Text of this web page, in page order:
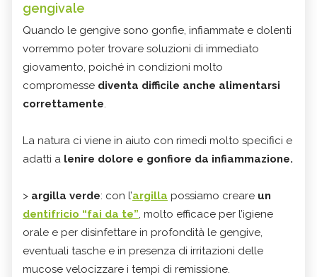
gengivale
Quando le gengive sono gonfie, infiammate e dolenti
vorremmo poter trovare soluzioni di immediato
giovamento, poiché in condizioni molto
compromesse diventa difficile anche alimentarsi
correttamente.
La natura ci viene in aiuto con rimedi molto specifici e
adatti a lenire dolore e gonfiore da infiammazione.
> argilla verde: con l’argilla possiamo creare un
dentifricio “fai da te”, molto efficace per l’igiene
orale e per disinfettare in profondità le gengive,
eventuali tasche e in presenza di irritazioni delle
mucose velocizzare i tempi di remissione.